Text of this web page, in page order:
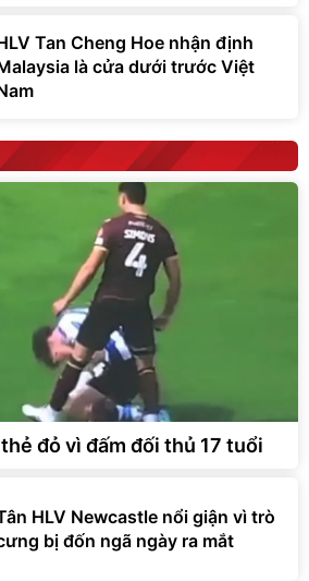
Tan Cheng Hoe nhận định
là cửa dưới trước Việt
đỏ vì đấm đối thủ 17 tuổi
HLV Newcastle nổi giận vì trò
bị đốn ngã ngày ra mắt